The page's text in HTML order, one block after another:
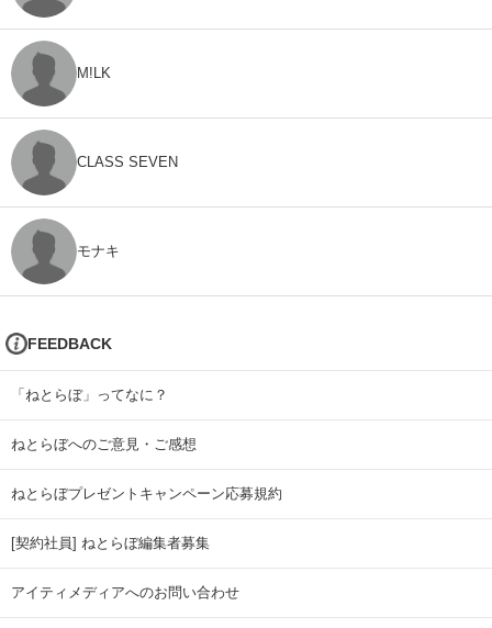
M!LK
CLASS SEVEN
モナキ
FEEDBACK
「ねとらぼ」ってなに？
ねとらぼへのご意見・ご感想
ねとらぼプレゼントキャンペーン応募規約
[契約社員] ねとらぼ編集者募集
アイティメディアへのお問い合わせ